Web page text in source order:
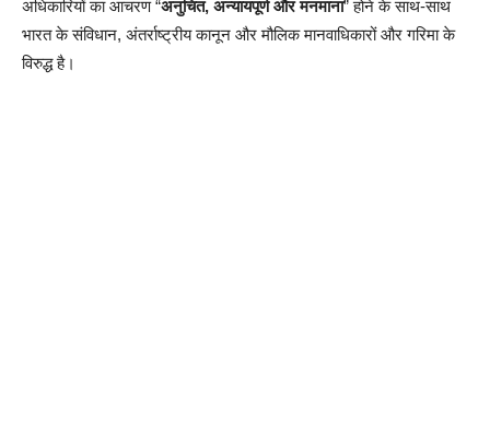
अधिकारियों का आचरण “अनुचित, अन्यायपूर्ण और मनमाना” होने के साथ-साथ
भारत के संविधान, अंतर्राष्ट्रीय कानून और मौलिक मानवाधिकारों और गरिमा के
विरुद्ध है।